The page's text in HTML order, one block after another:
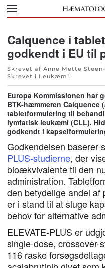
Skip to main content
Calquence i
godkendt i EU til
Skrevet af Anne Mette
Skrevet i Leukæmi.
Europa Kommissionen har
BTK-hæmmeren Calquence
tabletformulering til
lymfatisk leukæmi (CLL).
godkendt i
Godkendelsen baserer
PLUS-studierne, der
bioækvivalente til den
administration.
den betydelige andel af
er i stand til at sluge
behov for alternative
ELEVATE-PLUS er
single-dose, crossover-
116 raske